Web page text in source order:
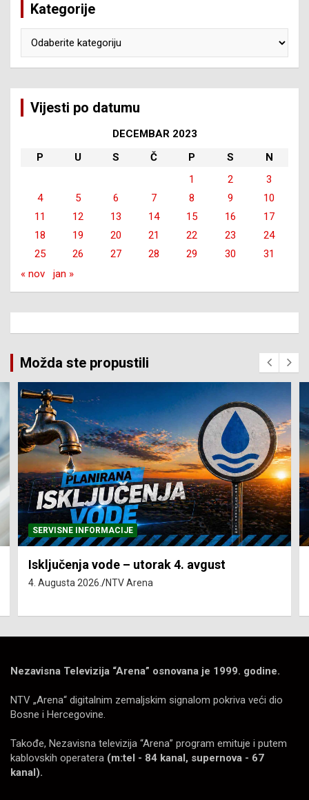
Kategorije
Vijesti po datumu
DECEMBAR 2023
P
U S Č P S
N
1
2
3
4
5 6 7 8 9
10
11
12 13 14 15 16
17
18
19 20 21 22 23
24
25
26 27 28 29 30
31
« nov
jan »
Možda ste propustili
SERVISNE INFORMACIJE
Isključenja vode – utorak 4. avgust
4. Augusta 2026. NTV Arena
Nezavisna Televizija “Arena” osnovana je 1999. godine.
NTV „Arena“ digitalnim zemaljskim signalom pokriva veći dio
Bosne i Hercegovine.
Takođe, Nezavisna televizija “Arena” program emituje i putem
kablovskih operatera (m:tel - 84 kanal, supernova - 67
kanal).